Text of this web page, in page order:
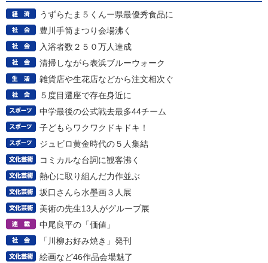
うずらたま５くんー県最優秀食品に
豊川手筒まつり会場沸く
入浴者数２５０万人達成
清掃しながら表浜ブルーウォーク
雑貨店や生花店などから注文相次ぐ
５度目遷座で存在身近に
中学最後の公式戦去最多44チーム
子どもらワクワクドキドキ！
ジュビロ黄金時代の５人集結
コミカルな台詞に観客沸く
熱心に取り組んだ力作並ぶ
坂口さんら水墨画３人展
美術の先生13人がグループ展
中尾良平の「価値」
「川柳お好み焼き」発刊
絵画など46作品会場魅了